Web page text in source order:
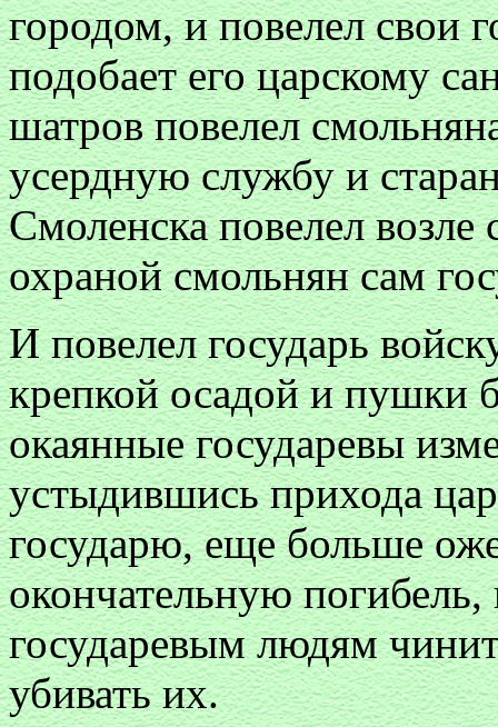
городом, и повелел свои
подобает его царскому
шатров повелел
усердную службу и
Смоленска повелел возле
охраной смольнян сам
И повелел государь
крепкой осадой и пушки
окаянные государевы
устыдившись прихода
государю, еще больше
окончательную
государевым людям
убивать их.